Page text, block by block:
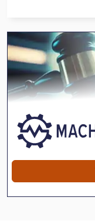
Bundel Machine
Feeder
Haas
Haas Dt 1
Haas Hs 1
Haas St